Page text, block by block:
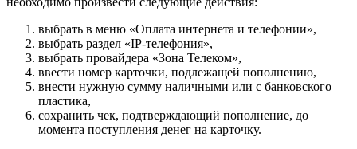
выбрать в меню «Оплата интернета и телефонии»,
выбрать раздел «IP-телефония»,
выбрать провайдера «Зона Телеком»,
ввести номер карточки, подлежащей пополнению,
внести нужную сумму наличными или с банковского
пластика,
сохранить чек, подтверждающий пополнение, до
момента поступления денег на карточку.